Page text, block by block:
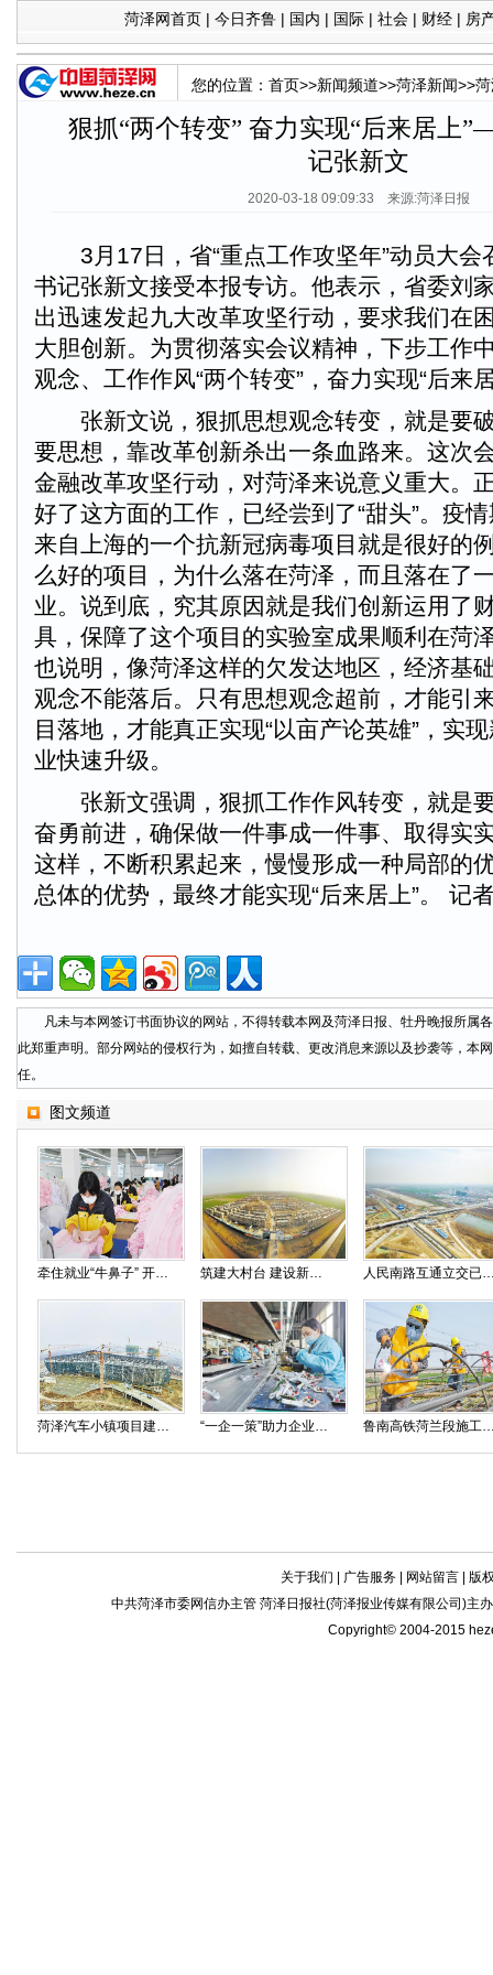
菏泽网首页 | 今日齐鲁 | 国内 | 国际 | 社会 | 财经 | 房
您的位置： 首页>>新闻频道>>菏泽新闻>>
狠抓“两个转变” 奋力实现“后来居上
记张新文
2020-03-18 09:09:33 来源:菏泽日报
3月17日，省“重点工作攻坚年”动员大会
书记张新文接受本报专访。他表示，省委刘
出迅速发起九大改革攻坚行动，要求我们在
大胆创新。为贯彻落实会议精神，下步工作
观念、工作作风“两个转变”，奋力实现“后来
张新文说，狠抓思想观念转变，就是要
要思想，靠改革创新杀出一条血路来。这次
金融改革攻坚行动，对菏泽来说意义重大。
好了这方面的工作，已经尝到了“甜头”。疫
来自上海的一个抗新冠病毒项目就是很好的
么好的项目，为什么落在菏泽，而且落在了
业。说到底，究其原因就是我们创新运用了
具，保障了这个项目的实验室成果顺利在菏
也说明，像菏泽这样的欠发达地区，经济基
观念不能落后。只有思想观念超前，才能引
目落地，才能真正实现“以亩产论英雄”，实
业快速升级。
张新文强调，狠抓工作作风转变，就是
奋勇前进，确保做一件事成一件事、取得实
这样，不断积累起来，慢慢形成一种局部的
总体的优势，最终才能实现“后来居上”。 记
凡未与本网签订书面协议的网站，不得转载本网及菏泽日报、牡丹晚报所属
此郑重声明。部分网站的侵权行为，如擅自转载、更改消息来源以及抄袭等，本
任。
图文频道
牵住就业“牛鼻子” 开启脱贫“加速度” 筑建大村台 建设新社区 人民南路互通立交已
菏泽汽车小镇项目建设正酣 “一企一策”助力企业复工复产 鲁南高铁菏兰段
关于我们 广告服务| 网站留言| 版
中共菏泽市委网信办主管 菏泽日报社(菏泽报业传媒有限公司)主
Copyright© 2004-2015